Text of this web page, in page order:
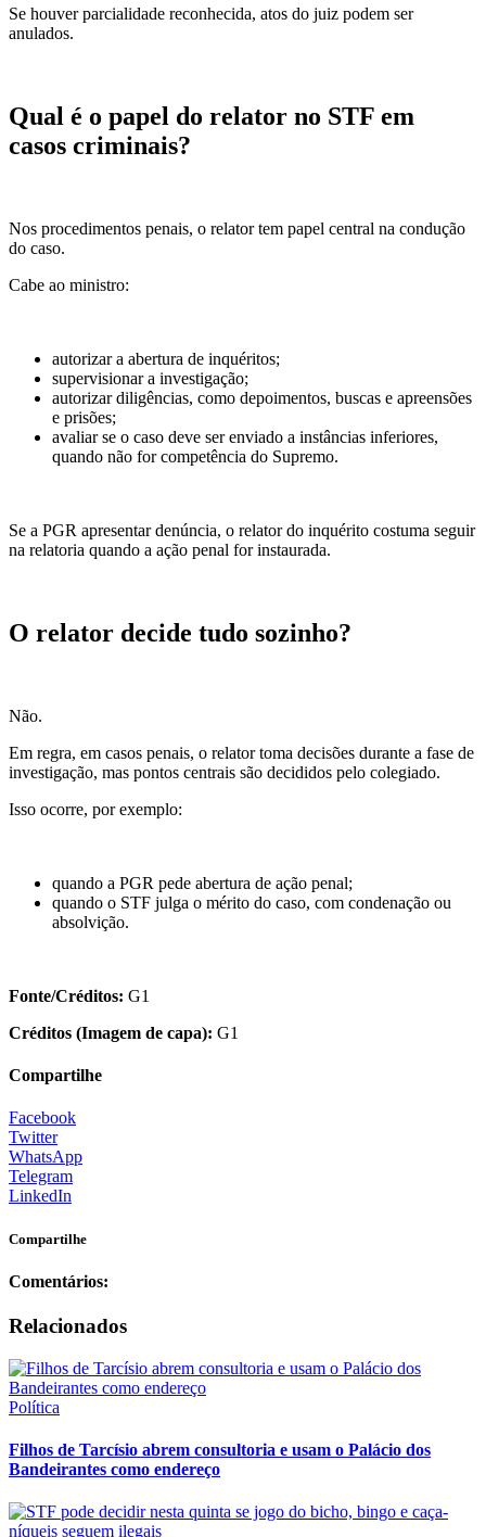
Se houver parcialidade reconhecida, atos do juiz podem ser
anulados.
Qual é o papel do relator no STF em
casos criminais?
Nos procedimentos penais, o relator tem papel central na condução
do caso.
Cabe ao ministro:
autorizar a abertura de inquéritos;
supervisionar a investigação;
autorizar diligências, como depoimentos, buscas e apreensões
e prisões;
avaliar se o caso deve ser enviado a instâncias inferiores,
quando não for competência do Supremo.
Se a PGR apresentar denúncia, o relator do inquérito costuma seguir
na relatoria quando a ação penal for instaurada.
O relator decide tudo sozinho?
Não.
Em regra, em casos penais, o relator toma decisões durante a fase de
investigação, mas pontos centrais são decididos pelo colegiado.
Isso ocorre, por exemplo:
quando a PGR pede abertura de ação penal;
quando o STF julga o mérito do caso, com condenação ou
absolvição.
Fonte/Créditos: G1
Créditos (Imagem de capa): G1
Compartilhe
Facebook
Twitter
WhatsApp
Telegram
LinkedIn
Compartilhe
Comentários:
Relacionados
Política
Filhos de Tarcísio abrem consultoria e usam o Palácio dos
Bandeirantes como endereço